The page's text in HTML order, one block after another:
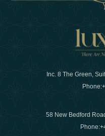
Inc. 8 The Green,
Phone:
58 New Bedford
Phone: